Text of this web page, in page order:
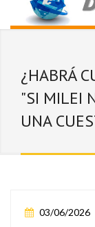
¿HABRÁ
"SI MILEI
UNA
03/06/2026